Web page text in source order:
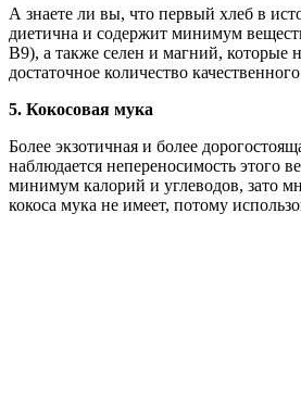
А знаете ли вы, что первый хлеб в
диетична и содержит минимум
B9), а также селен и магний, которые
достаточное количество
5. Кокосовая мука
Более экзотичная и более
наблюдается непереносимость этого
минимум калорий и углеводов, зато
кокоса мука не имеет, потому